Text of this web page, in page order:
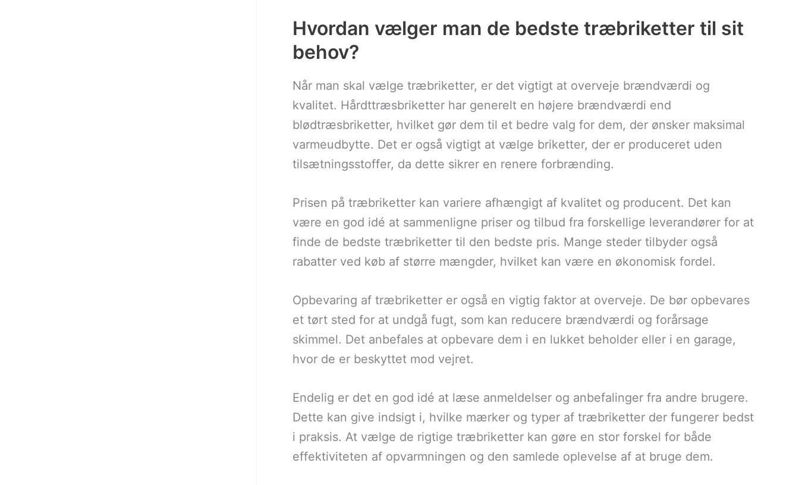
Hvordan vælger man de bedste træbriketter til sit
behov?
Når man skal vælge træbriketter, er det vigtigt at overveje brændværdi og
kvalitet. Hårdttræsbriketter har generelt en højere brændværdi end
blødtræsbriketter, hvilket gør dem til et bedre valg for dem, der ønsker maksimal
varmeudbytte. Det er også vigtigt at vælge briketter, der er produceret uden
tilsætningsstoffer, da dette sikrer en renere forbrænding.
Prisen på træbriketter kan variere afhængigt af kvalitet og producent. Det kan
være en god idé at sammenligne priser og tilbud fra forskellige leverandører for at
finde de bedste træbriketter til den bedste pris. Mange steder tilbyder også
rabatter ved køb af større mængder, hvilket kan være en økonomisk fordel.
Opbevaring af træbriketter er også en vigtig faktor at overveje. De bør opbevares
et tørt sted for at undgå fugt, som kan reducere brændværdi og forårsage
skimmel. Det anbefales at opbevare dem i en lukket beholder eller i en garage,
hvor de er beskyttet mod vejret.
Endelig er det en god idé at læse anmeldelser og anbefalinger fra andre brugere.
Dette kan give indsigt i, hvilke mærker og typer af træbriketter der fungerer bedst
i praksis. At vælge de rigtige træbriketter kan gøre en stor forskel for både
effektiviteten af opvarmningen og den samlede oplevelse af at bruge dem.